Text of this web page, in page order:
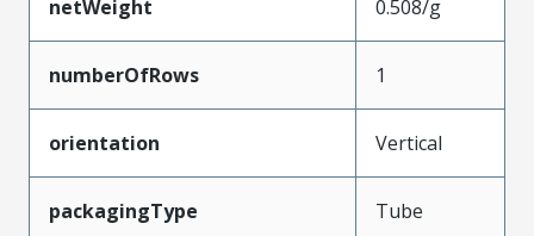
netWeight 0.508/g
numberOfRows 1
orientation Vertical
packagingType Tube